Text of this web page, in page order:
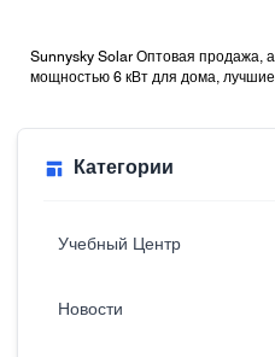
Sunnysky Solar Оптовая продажа,
мощностью 6 кВт для дома,
Категории
Учебный Центр
Новости